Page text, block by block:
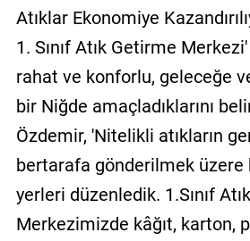
Atıklar Ekonomiye
1. Sınıf Atık Getirme
rahat ve konforlu, geleceğe
bir Niğde amaçladıklarını
Özdemir, 'Nitelikli atıkların
bertarafa gönderilmek üzere
yerleri düzenledik. 1.Sınıf
Merkezimizde kâğıt, karton,